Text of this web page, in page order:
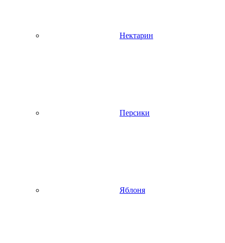
Нектарин
Персики
Яблоня